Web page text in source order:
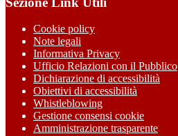
Cookie policy
Note legali
Informativa Privacy
Ufficio Relazioni con il Pubblico
Dichiarazione di accessibilità
Obiettivi di accessibilità
Whistleblowing
Gestione consensi cookie
Amministrazione trasparente